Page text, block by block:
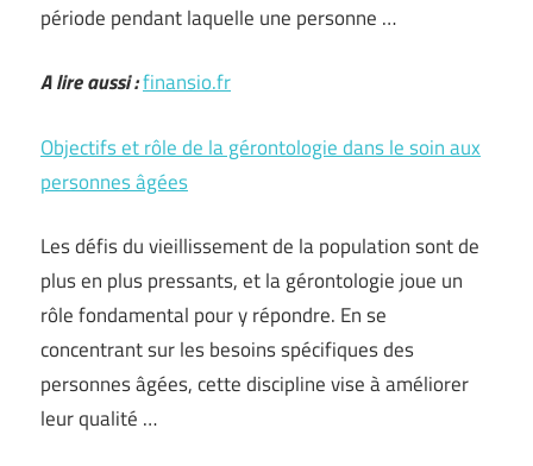
période pendant laquelle une personne …
A lire aussi :finansio.fr
Objectifs et rôle de la gérontologie dans le soin aux
personnes âgées
Les défis du vieillissement de la population sont de
plus en plus pressants, et la gérontologie joue un
rôle fondamental pour y répondre. En se
concentrant sur les besoins spécifiques des
personnes âgées, cette discipline vise à améliorer
leur qualité …